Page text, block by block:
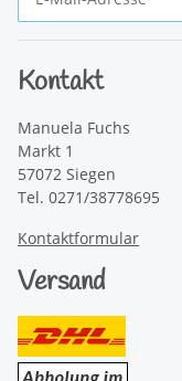
Kontakt
Manuela Fuchs
Markt 1
57072 Siegen
Tel. 0271/38778695
Kontaktformular
Versand